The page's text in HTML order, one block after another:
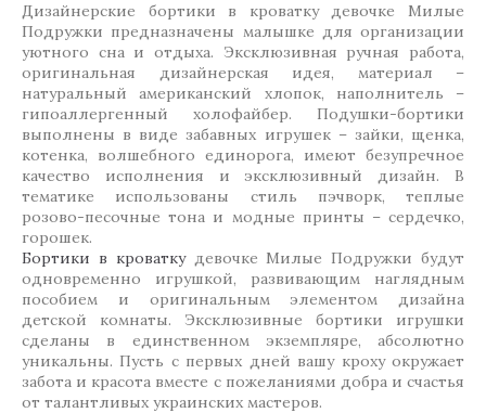
Дизайнерские бортики в кроватку девочке Милые
Подружки предназначены малышке для организации
уютного сна и отдыха. Эксклюзивная ручная работа,
оригинальная дизайнерская идея, материал –
натуральный американский хлопок, наполнитель –
гипоаллергенный холофайбер. Подушки-бортики
выполнены в виде забавных игрушек – зайки, щенка,
котенка, волшебного единорога, имеют безупречное
качество исполнения и эксклюзивный дизайн. В
тематике использованы стиль пэчворк, теплые
розово-песочные тона и модные принты – сердечко,
горошек.
Бортики в кроваткудевочке Милые Подружки будут
одновременно игрушкой, развивающим наглядным
пособием и оригинальным элементом дизайна
детской комнаты. Эксклюзивные бортики игрушки
сделаны в единственном экземпляре, абсолютно
уникальны. Пусть с первых дней вашу кроху окружает
забота и красота вместе с пожеланиями добра и счастья
от талантливых украинских мастеров.